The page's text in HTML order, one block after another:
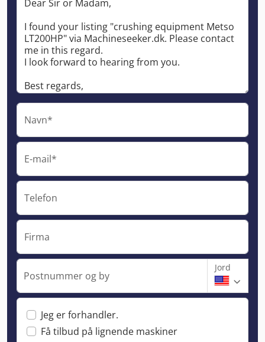
Navn*
E-mail*
Telefon
Firma
Postnummer og by
Jord
Jeg er forhandler.
Få tilbud på lignende maskiner